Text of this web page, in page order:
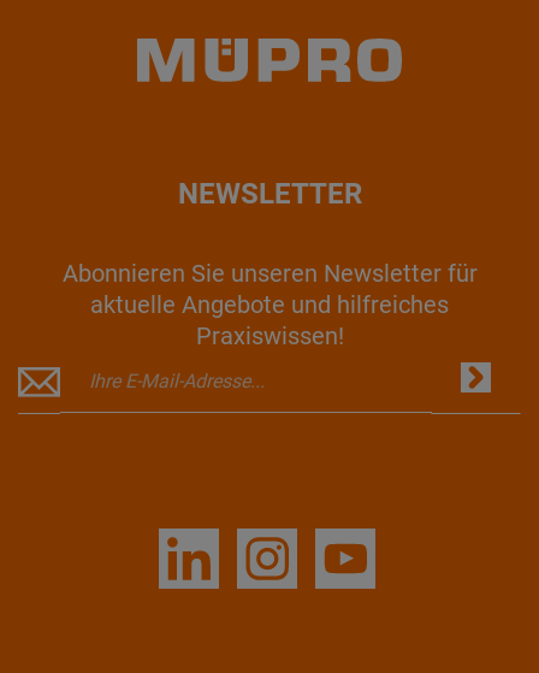
NEWSLETTER
Abonnieren Sie unseren Newsletter für
aktuelle Angebote und hilfreiches
Praxiswissen!